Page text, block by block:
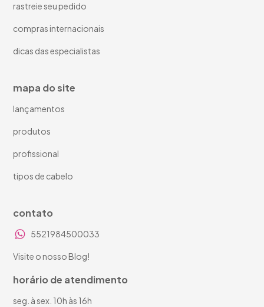
rastreie seu pedido
compras internacionais
dicas das especialistas
mapa do site
lançamentos
produtos
profissional
tipos de cabelo
contato
5521984500033
Visite o nosso Blog!
horário de atendimento
seg. à sex. 10h às 16h